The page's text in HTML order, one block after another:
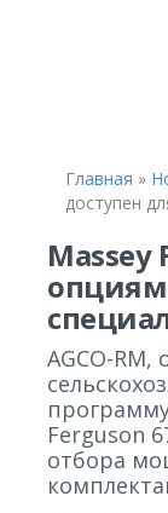
Главная »
доступен
Massey
AGCO-
Ferguson
отбора